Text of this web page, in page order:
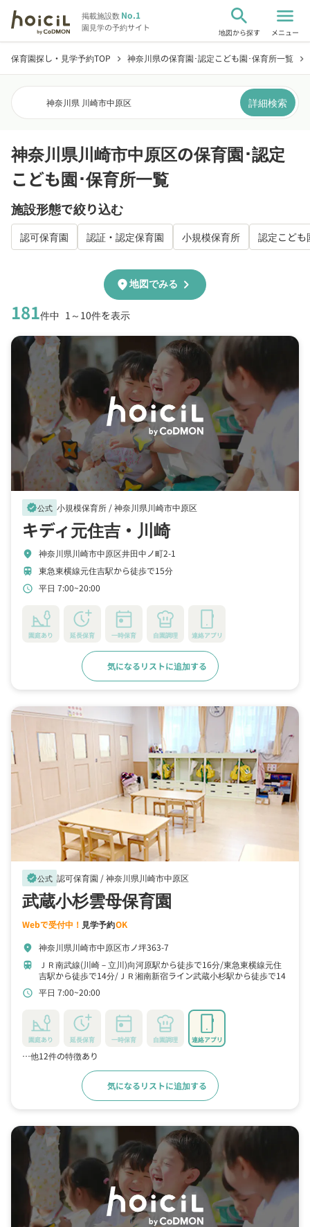
掲載施設数No.1
園見学の予約サイト
search
地図から探す
menu
メニュー
保育園探し・見学予約TOP chevron_right 神奈川県の保育園･認定こども園･保育所一覧 chevron_right
神奈川県 川崎市中原区 詳細検索
神奈川県川崎市中原区の保育園･認定
こども園･保育所一覧
施設形態で絞り込む
認可保育園 認証・認定保育園 小規模保育所 認定こども
181件中 1～10件を表示
location_on地図でみる chevron_right
verified公式 小規模保育所 /神奈川県川崎市中原区
キディ元住吉・川崎
location_on 神奈川県川崎市中原区井田中ノ町2-1
train 東急東横線元住吉駅から徒歩で15分
schedule 平日 7:00~20:00
園庭あり 延長保育 一時保育 自園調理 連絡アプリ
気になるリストに追加する
verified公式 認可保育園 /神奈川県川崎市中原区
武蔵小杉雲母保育園
Webで受付中！ 見学予約OK
location_on 神奈川県川崎市中原区市ノ坪363-7
train ＪＲ南武線(川崎－立川)向河原駅から徒歩で16分 東急東横線元住
吉駅から徒歩で14分
ＪＲ湘南新宿ライン武蔵小杉駅から徒歩で14
分
schedule 平日 7:00~20:00
園庭あり 延長保育 一時保育 自園調理 連絡アプリ
…他12件の特徴あり
気になるリストに追加する